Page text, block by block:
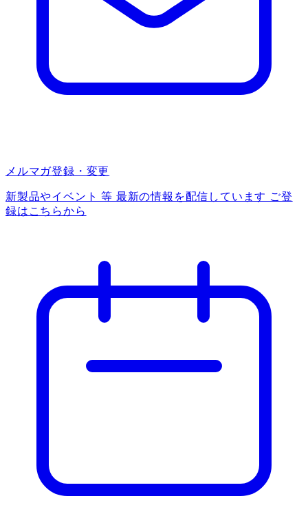
メルマガ登録・変更
新製品やイベント 等 最新の情報を配信しています ご登
録はこちらから